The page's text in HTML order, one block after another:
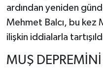
ardından yeniden
Mehmet Balcı, bu kez
ilişkin iddialarla
MUŞ